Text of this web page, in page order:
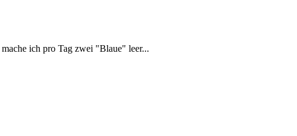
ich pro Tag zwei "Blaue" leer...